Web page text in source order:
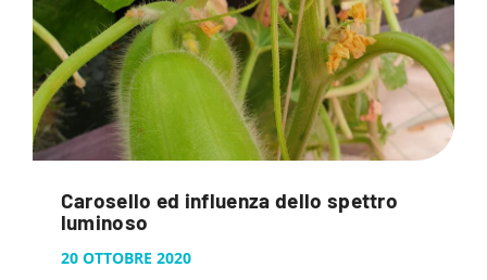
Carosello ed influenza dello spettro
luminoso
20 OTTOBRE 2020